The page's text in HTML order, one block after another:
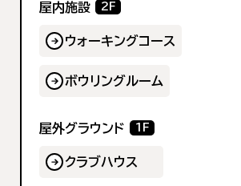
屋内施設 2F
ウォーキングコース
ボウリングルーム
屋外グラウンド 1F
クラブハウス